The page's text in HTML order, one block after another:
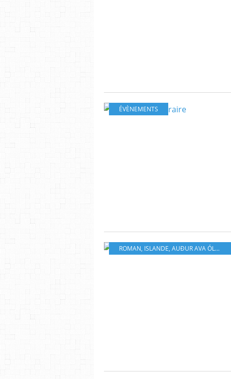
ÉVÈNEMENTS
ROMAN, ISLANDE, AUÐUR AVA ÓLAFSDÓTTIR